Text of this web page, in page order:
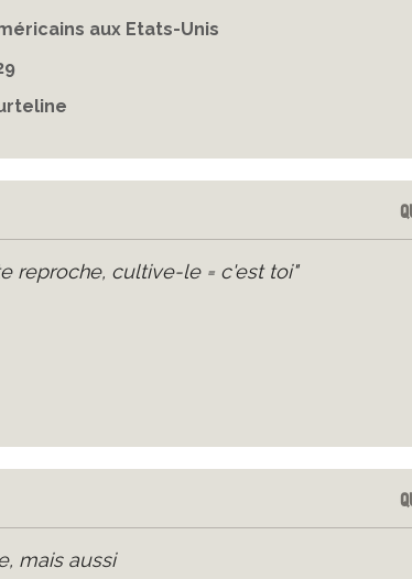
aux Etats-Unis
reproche, cultive-le = c'est toi"
mais aussi